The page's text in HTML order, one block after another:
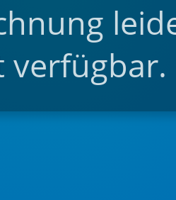
verfügbar.